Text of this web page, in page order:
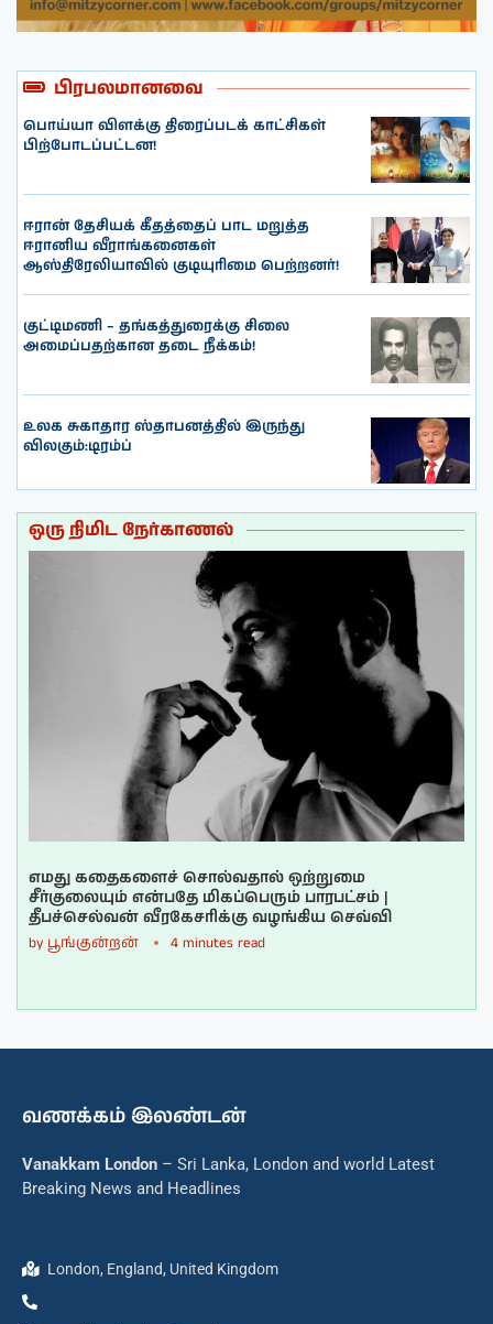
பிரபலமானவை
பொய்யா விளக்கு திரைப்படக் காட்சிகள்
பிற்போடப்பட்டன!
ஈரான் தேசியக் கீதத்தைப் பாட மறுத்த
ஈரானிய வீராங்கனைகள்
ஆஸ்திரேலியாவில் குடியுரிமை பெற்றனர்!
குட்டிமணி – தங்கத்துரைக்கு சிலை
அமைப்பதற்கான தடை நீக்கம்!
உலக சுகாதார ஸ்தாபனத்தில் இருந்து
விலகும்:டிரம்ப்
ஒரு நிமிட நேர்காணல்
எமது கதைகளைச் சொல்வதால் ஒற்றுமை
சீர்குலையும் என்பதே மிகப்பெரும் பாரபட்சம் |
தீபச்செல்வன் வீரகேசரிக்கு வழங்கிய செவ்வி
by பூங்குன்றன் 4 minutes read
வணக்கம் இலண்டன்
Vanakkam London – Sri Lanka, London and world Latest
Breaking News and Headlines
London, England, United Kingdom